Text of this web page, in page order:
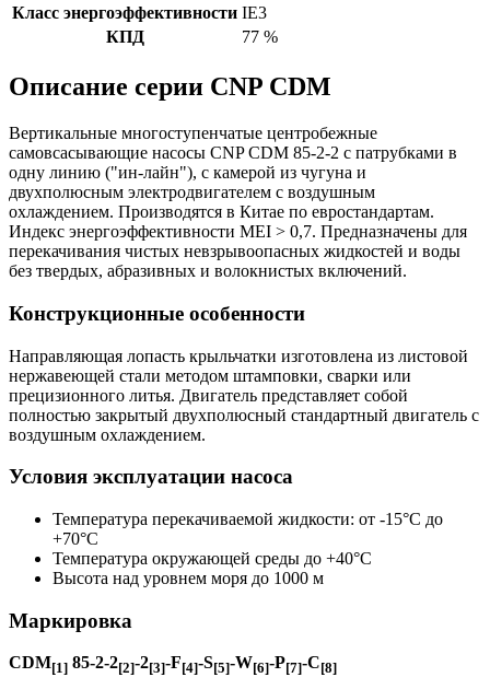
Класс энергоэффективности IE3
КПД
77 %
Описание серии CNP CDM
Вертикальные многоступенчатые центробежные
самовсасывающие насосы CNP CDM 85-2-2 с патрубками в
одну линию ("ин-лайн"), с камерой из чугуна и
двухполюсным электродвигателем с воздушным
охлаждением. Производятся в Китае по евростандартам.
Индекс энергоэффективности MEI > 0,7. Предназначены для
перекачивания чистых невзрывоопасных жидкостей и воды
без твердых, абразивных и волокнистых включений.
Конструкционные особенности
Направляющая лопасть крыльчатки изготовлена из листовой
нержавеющей стали методом штамповки, сварки или
прецизионного литья. Двигатель представляет собой
полностью закрытый двухполюсный стандартный двигатель с
воздушным охлаждением.
Условия эксплуатации насоса
Температура перекачиваемой жидкости: от -15°C до
+70°C
Температура окружающей среды до +40°C
Высота над уровнем моря до 1000 м
Маркировка
CDM[1] 85-2-2[2]-2[3]-F[4]-S[5]-W[6]-P[7]-C[8]